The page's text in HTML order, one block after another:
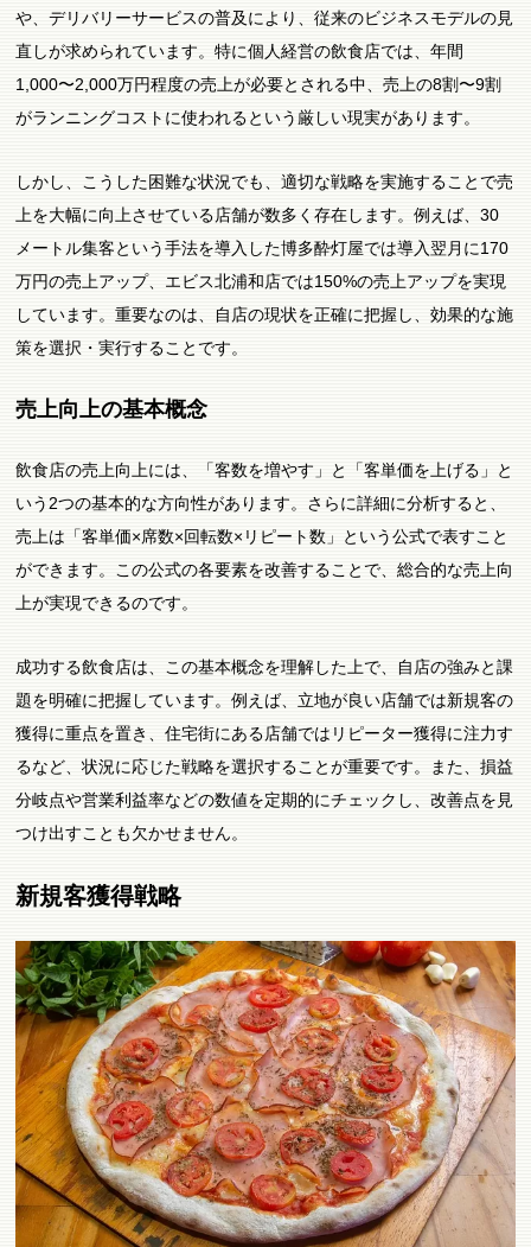
や、デリバリーサービスの普及により、従来のビジネスモデルの見
直しが求められています。特に個人経営の飲食店では、年間
1,000〜2,000万円程度の売上が必要とされる中、売上の8割〜9割
がランニングコストに使われるという厳しい現実があります。
しかし、こうした困難な状況でも、適切な戦略を実施することで売
上を大幅に向上させている店舗が数多く存在します。例えば、30
メートル集客という手法を導入した博多酔灯屋では導入翌月に170
万円の売上アップ、エビス北浦和店では150%の売上アップを実現
しています。重要なのは、自店の現状を正確に把握し、効果的な施
策を選択・実行することです。
売上向上の基本概念
飲食店の売上向上には、「客数を増やす」と「客単価を上げる」と
いう2つの基本的な方向性があります。さらに詳細に分析すると、
売上は「客単価×席数×回転数×リピート数」という公式で表すこと
ができます。この公式の各要素を改善することで、総合的な売上向
上が実現できるのです。
成功する飲食店は、この基本概念を理解した上で、自店の強みと課
題を明確に把握しています。例えば、立地が良い店舗では新規客の
獲得に重点を置き、住宅街にある店舗ではリピーター獲得に注力す
るなど、状況に応じた戦略を選択することが重要です。また、損益
分岐点や営業利益率などの数値を定期的にチェックし、改善点を見
つけ出すことも欠かせません。
新規客獲得戦略